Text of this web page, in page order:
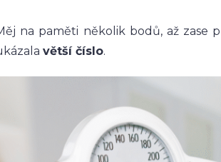
na paměti několik bodů, až zase
větší číslo.